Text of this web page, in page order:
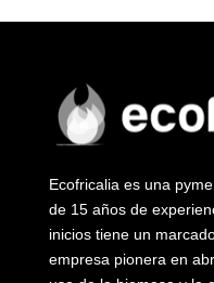
Ecofricalia es una
de 15 años de
inicios tiene un
empresa pionera en